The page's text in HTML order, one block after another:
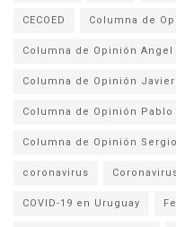
CECOED Columna de
Columna de Opinión
Columna de Opinión Javier
Columna de Opinión Pablo
Columna de Opinión
coronavirus
COVID-19 en Uruguay